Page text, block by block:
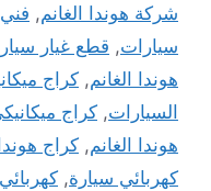
شركة هوندا الغانم,
سيارات, قطع غيار
هوندا الغانم, كراج
السيارات, كراج
هوندا الغانم, كراج
كهربائي سيارة,